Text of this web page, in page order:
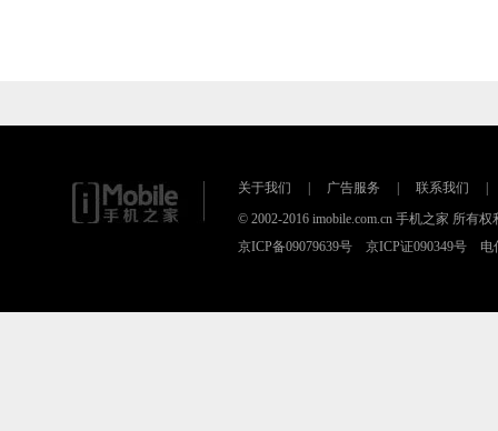
关于我们 广告服务 联系我们
© 2002-2016 imobile.com.cn 手机之家 所有
京ICP备09079639号 京ICP证090349号 电